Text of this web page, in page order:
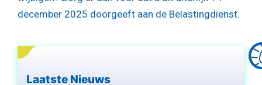
december 2025 doorgeeft aan de Belastingdienst.
Laatste Nieuws